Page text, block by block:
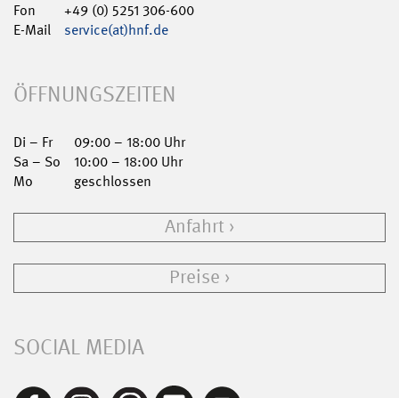
Fon
+49 (0) 5251 306-600
E-Mail
service(at)hnf.de
ÖFFNUNGSZEITEN
Di – Fr
09:00 – 18:00 Uhr
Sa – So
10:00 – 18:00 Uhr
Mo
geschlossen
Anfahrt
Preise
SOCIAL MEDIA